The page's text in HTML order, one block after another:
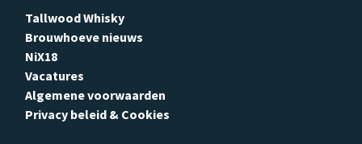
Tallwood Whisky
Brouwhoeve nieuws
NiX18
Vacatures
Algemene voorwaarden
Privacy beleid & Cookies